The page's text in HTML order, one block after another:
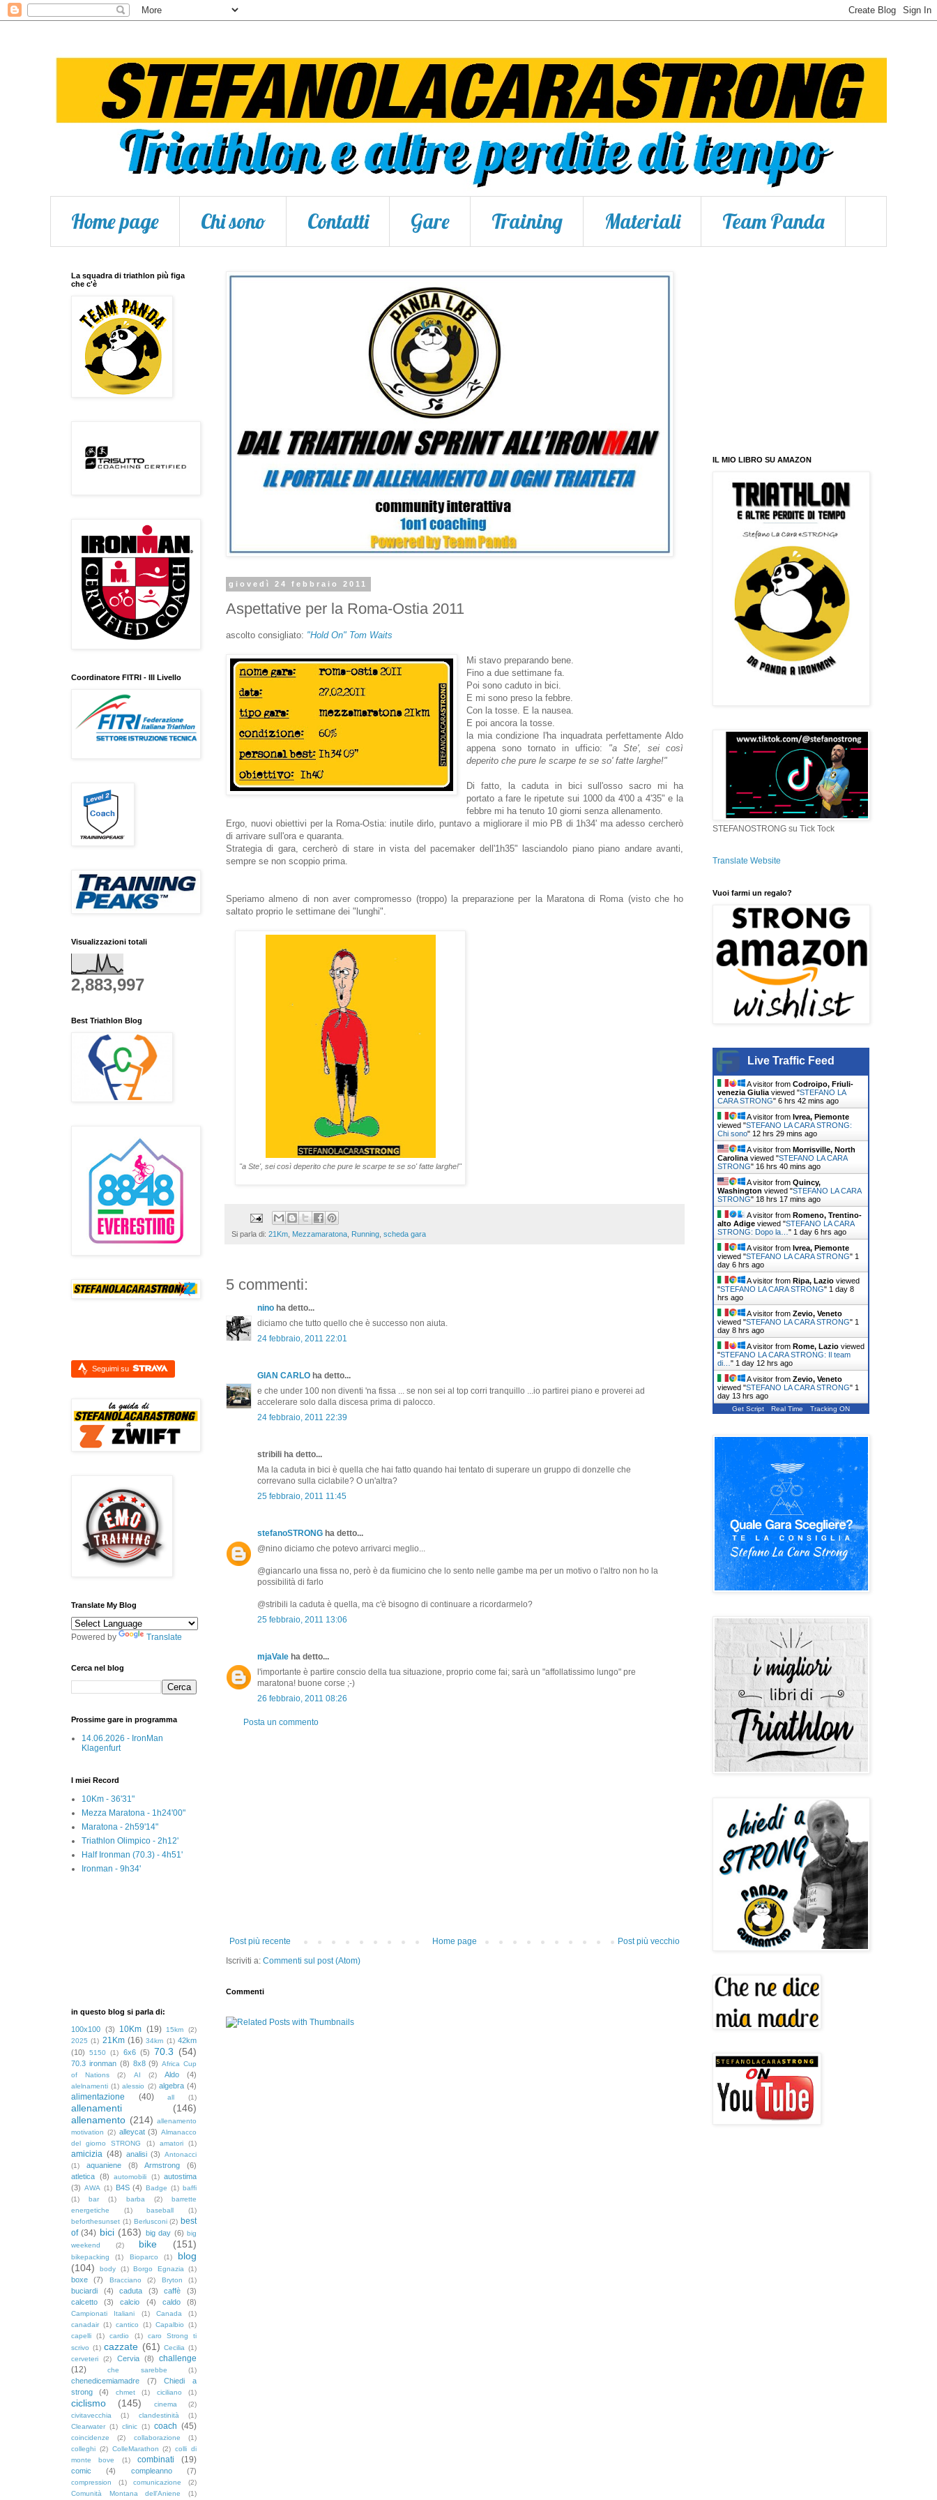
Home page Chi sono Contatti Gare Training Materiali Team Panda
giovedì 24 febbraio 2011
Aspettative per la Roma-Ostia 2011
ascolto consigliato: "Hold On" Tom Waits
Mi stavo preparando bene.
Fino a due settimane fa.
Poi sono caduto in bici.
E mi sono preso la febbre.
Con la tosse. E la nausea.
E poi ancora la tosse.
la mia condizione l'ha inquadrata perfettamente Aldo
appena sono tornato in ufficio: "a Ste', sei così
deperito che pure le scarpe te se so' fatte larghe!"
Di fatto, la caduta in bici sull'osso sacro mi ha
portato a fare le ripetute sui 1000 da 4'00 a 4'35" e la
febbre mi ha tenuto 10 giorni senza allenamento.
Ergo, nuovi obiettivi per la Roma-Ostia: inutile dirlo, puntavo a migliorare il mio PB di 1h34' ma adesso cercherò
di arrivare sull'ora e quaranta.
Strategia di gara, cercherò di stare in vista del pacemaker dell'1h35" lasciandolo piano piano andare avanti,
sempre se non scoppio prima.
Speriamo almeno di non aver compromesso (troppo) la preparazione per la Maratona di Roma (visto che ho
saltato proprio le settimane dei "lunghi".
"a Ste', sei così deperito che pure le scarpe te se so' fatte larghe!"
Si parla di: 21Km, Mezzamaratona, Running, scheda gara
5 commenti:
nino ha detto...
diciamo che tutto quello che è successo non aiuta.
24 febbraio, 2011 22:01
GIAN CARLO ha detto...
e che under 100 non diventi 'na fissa ... se non sei al top corri tranquillo ...io partirei piano e proverei ad
accelerare solo dalla discesa prima di palocco.
24 febbraio, 2011 22:39
stribili ha detto...
Ma la caduta in bici è quella che hai fatto quando hai tentato di superare un gruppo di donzelle che
correvano sulla ciclabile? O un'altra?
25 febbraio, 2011 11:45
stefanoSTRONG ha detto...
@nino diciamo che potevo arrivarci meglio...
@giancarlo una fissa no, però è da fiumicino che lo sento nelle gambe ma per un motivo o l'altro non ho la
possibilità di farlo
@stribili la caduta è quella, ma c'è bisogno di continuare a ricordarmelo?
25 febbraio, 2011 13:06
mjaVale ha detto...
l'importante è partire conscio della tua situazione, proprio come fai; sarà un "affollatissimo lungo" pre
maratona! buone corse ;-)
26 febbraio, 2011 08:26
Posta un commento
Post più recente Post più vecchio
Home page
Iscriviti a: Commenti sul post (Atom)
Commenti
La squadra di triathlon più figa
che c'è
Coordinatore FITRI - III Livello
Visualizzazioni totali
2,883,997
Best Triathlon Blog
Seguimi su
Translate My Blog
Powered by Translate
Cerca nel blog
Prossime gare in programma
14.06.2026 - IronMan
Klagenfurt
I miei Record
10Km - 36'31"
Mezza Maratona - 1h24'00"
Maratona - 2h59'14"
Triathlon Olimpico - 2h12'
Half Ironman (70.3) - 4h51'
Ironman - 9h34'
in questo blog si parla di:
100x100 (3) 10Km (19) 15km
(2)
2025 (1) 21Km (16) 34km (1) 42km
(10)
5150 (1) 6x6 (5) 70.3 (54)
70.3 ironman (8) 8x8 (9) Africa Cup
of Nations
(2) AI (2) Aldo (4)
alelnamenti (1) alessio (2) algebra (4)
alimentazione (40) all (1)
allenamenti
(146)
allenamento (214) allenamento
motivation (2) alleycat (3) Almanacco
del giorno STRONG
(1) amatori (1)
amicizia (48) analisi (3)
Antonacci
(1)
aquaniene (8) Armstrong
(6)
atletica (8) automobili (1) autostima
(3) AWA (1) B4S (4) Badge (1) baffi
(1)
bar (1) barba (2)
barrette
energetiche
(1) baseball
(1)
beforthesunset (1) Berlusconi (2) best
of (34) bici (163) big day (6) big
weekend
(2) bike (151)
bikepacking (1) Bioparco (1)
blog
(104)
body (1) Borgo Egnazia (1)
boxe (7) Bracciano (2) Bryton (1)
buciardi (4) caduta (3) caffè
(3)
calcetto
(3) calcio (4) caldo (8)
Campionati Italiani (1) Canada
(1)
canadair (1) cantico (1) Capalbio
(1)
capelli
(1) cardio (1)
caro Strong ti
scrivo (1) cazzate (61) Cecilia (1)
cerveteri
(2) Cervia (8)
challenge
(12)
che sarebbe (1)
chenedicemiamadre (7)
Chiedi a
strong
(4) chmet (1) ciciliano (1)
ciclismo (145) cinema
(2)
civitavecchia
(1) clandestinità
(1)
Clearwater (1) clinic (1) coach (45)
coincidenze (2) collaborazione
(1)
colleghi (2) ColleMarathon (2) colli di
monte bove
(1) combinati (19)
comic (4) compleanno (7)
compression (1) comunicazione
(2)
Comunità Montana dell'Aniene
(1)
IL MIO LIBRO SU AMAZON
STEFANOSTRONG su Tick Tock
Translate Website
Vuoi farmi un regalo?
Live Traffic Feed
A visitor from Codroipo, Friuli-
venezia Giulia viewed "STEFANO LA
CARA STRONG" 6 hrs 42 mins ago
A visitor from Ivrea, Piemonte
viewed "STEFANO LA CARA STRONG:
Chi sono" 12 hrs 29 mins ago
A visitor from Morrisville, North
Carolina viewed "STEFANO LA CARA
STRONG" 16 hrs 40 mins ago
A visitor from Quincy,
Washington viewed "STEFANO LA CARA
STRONG" 18 hrs 17 mins ago
A visitor from Romeno, Trentino-
alto Adige viewed "STEFANO LA CARA
STRONG: Dopo la… " 1 day 6 hrs ago
A visitor from Ivrea, Piemonte
viewed "STEFANO LA CARA STRONG" 1
day 6 hrs ago
A visitor from Ripa, Lazio viewed
"STEFANO LA CARA STRONG" 1 day 8
hrs ago
A visitor from Zevio, Veneto
viewed "STEFANO LA CARA STRONG" 1
day 8 hrs ago
A visitor from Rome, Lazio viewed
"STEFANO LA CARA STRONG: Il team
di… " 1 day 12 hrs ago
A visitor from Zevio, Veneto
viewed "STEFANO LA CARA STRONG" 1
day 13 hrs ago
Get Script Real Time Tracking ON